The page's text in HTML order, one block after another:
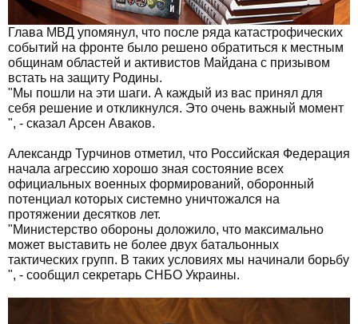
Глава МВД упомянул, что после ряда катастрофических
событий на фронте было решено обратиться к местным
общинам областей и активистов Майдана с призывом
встать на защиту Родины.
"Мы пошли на эти шаги. А каждый из вас принял для
себя решение и откликнулся. Это очень важный момент
", - сказал Арсен Аваков.
Александр Турчинов отметил, что Российская Федерация
начала агрессию хорошо зная состояние всех
официальных военных формирований, оборонный
потенциал которых системно уничтожался на
протяжении десятков лет.
"Министерство обороны доложило, что максимально
может выставить не более двух батальонных
тактических групп. В таких условиях мы начинали борьбу
", - сообщил секретарь СНБО Украины.